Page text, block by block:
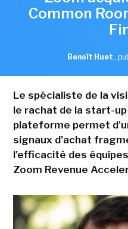
Common
Benoît Huet ,
Le spécialiste de la
le rachat de la start-
plateforme permet
signaux d'achat
l'efficacité des
Zoom Revenue